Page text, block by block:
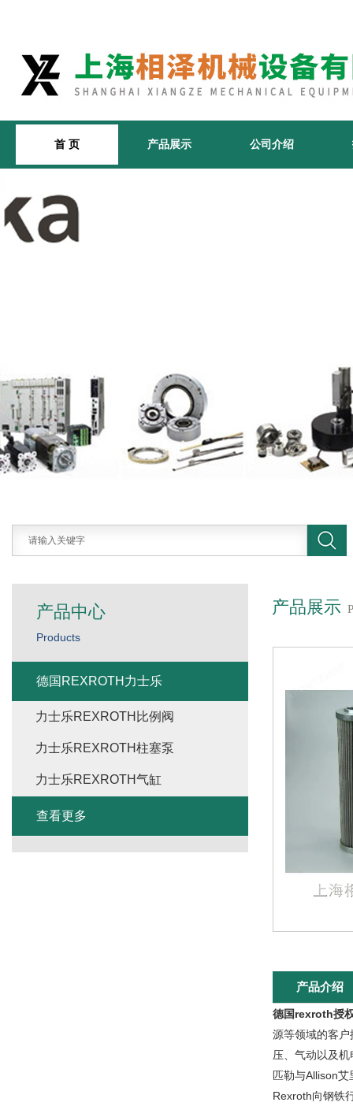
首 页 产品展示 公司介绍
产品展示
产品介绍
德国rexroth授
源等领域的客
压、气动以及
匹勒与Allison
Rexroth向钢铁
产品中心
Products
德国REXROTH力士乐
力士乐REXROTH比例阀
力士乐REXROTH柱塞泵
力士乐REXROTH气缸
查看更多